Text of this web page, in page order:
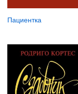
Пациентка